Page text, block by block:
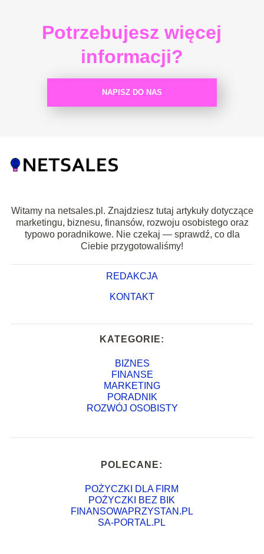
Potrzebujesz więcej
informacji?
NAPISZ DO NAS
Witamy na netsales.pl. Znajdziesz tutaj artykuły dotyczące
marketingu, biznesu, finansów, rozwoju osobistego oraz
typowo poradnikowe. Nie czekaj — sprawdź, co dla
Ciebie przygotowaliśmy!
REDAKCJA
KONTAKT
KATEGORIE:
BIZNES
FINANSE
MARKETING
PORADNIK
ROZWÓJ OSOBISTY
POLECANE:
POŻYCZKI DLA FIRM
POŻYCZKI BEZ BIK
FINANSOWAPRZYSTAN.PL
SA-PORTAL.PL